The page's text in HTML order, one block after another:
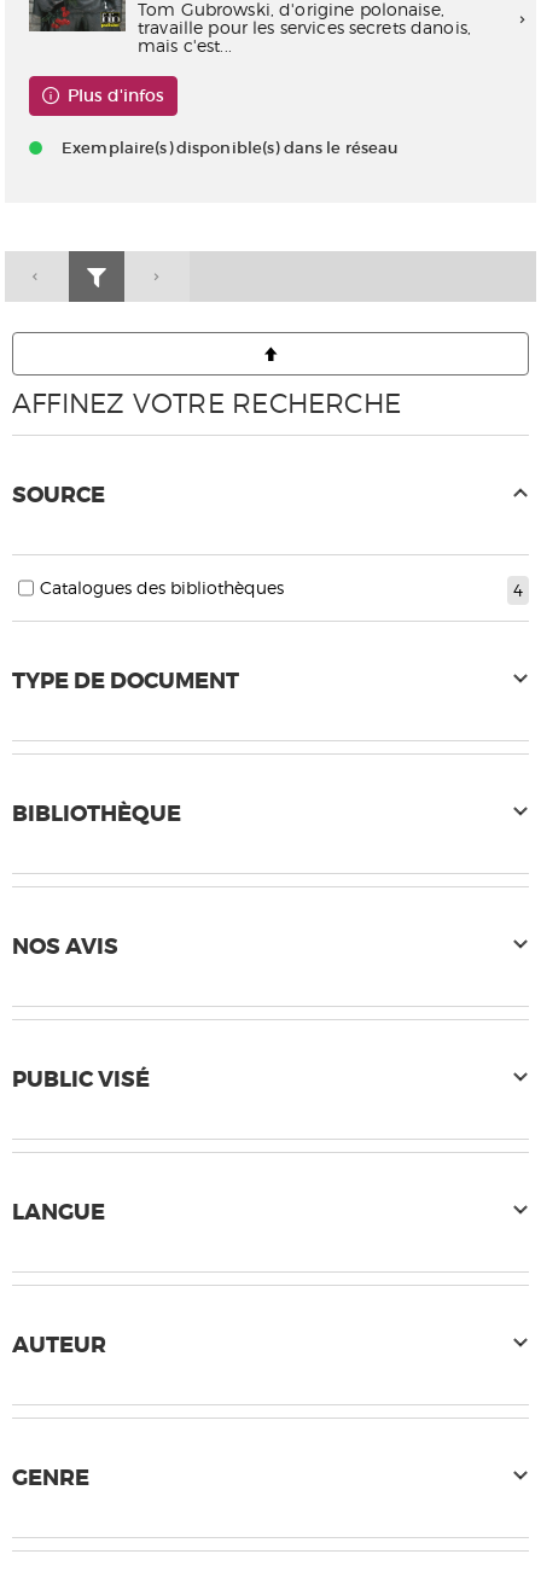
Tom Gubrowski, d'origine polonaise,
travaille pour les services secrets danois,
mais c'est...
Plus d'infos
Exemplaire(s) disponible(s) dans le réseau
AFFINEZ VOTRE RECHERCHE
SOURCE
4
Catalogues des bibliothèques
TYPE DE DOCUMENT
BIBLIOTHÈQUE
NOS AVIS
PUBLIC VISÉ
LANGUE
AUTEUR
GENRE